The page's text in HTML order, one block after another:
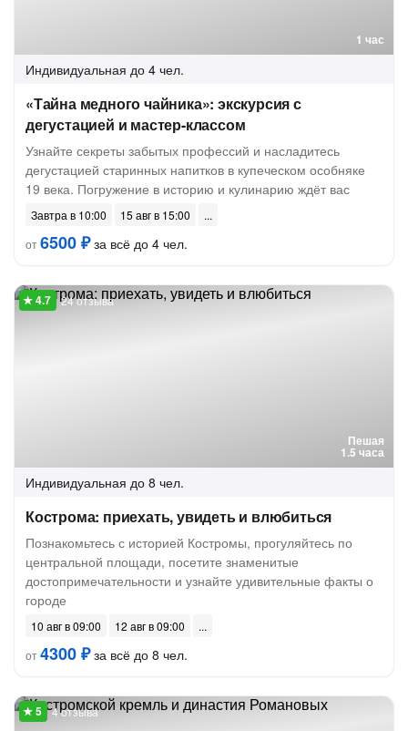
1 час
Индивидуальная до 4 чел.
«Тайна медного чайника»: экскурсия с
дегустацией и мастер-классом
Узнайте секреты забытых профессий и насладитесь
дегустацией старинных напитков в купеческом особняке
19 века. Погружение в историю и кулинарию ждёт вас
Завтра в 10:00
15 авг в 15:00
от6500 ₽за всё до 4 чел.
Пешая
1.5 часа
24 отзыва
Индивидуальная до 8 чел.
Кострома: приехать, увидеть и влюбиться
Познакомьтесь с историей Костромы, прогуляйтесь по
центральной площади, посетите знаменитые
достопримечательности и узнайте удивительные факты о
городе
10 авг в 09:00
12 авг в 09:00
от4300 ₽за всё до 8 чел.
4 отзыва